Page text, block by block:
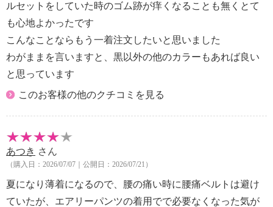
ルセットをしていた時のゴム跡が痒くなることも無くとて
も心地よかったです
こんなことならもう一着注文したいと思いました
わがままを言いますと、黒以外の他のカラーもあれば良い
と思っています
このお客様の他のクチコミを見る
あつき さん
（購入日：2026/07/07｜公開日：2026/07/21）
夏になり薄着になるので、腰の痛い時に腰痛ベルトは避け
ていたが、エアリーパンツの着用でで必要なくなった気が